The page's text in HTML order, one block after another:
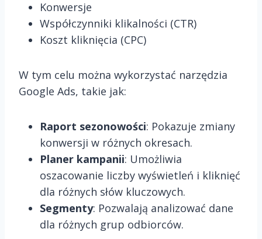
Konwersje
Współczynniki klikalności (CTR)
Koszt kliknięcia (CPC)
W tym celu można wykorzystać narzędzia
Google Ads, takie jak:
Raport sezonowości: Pokazuje zmiany
konwersji w różnych okresach.
Planer kampanii: Umożliwia
oszacowanie liczby wyświetleń i kliknięć
dla różnych słów kluczowych.
Segmenty: Pozwalają analizować dane
dla różnych grup odbiorców.